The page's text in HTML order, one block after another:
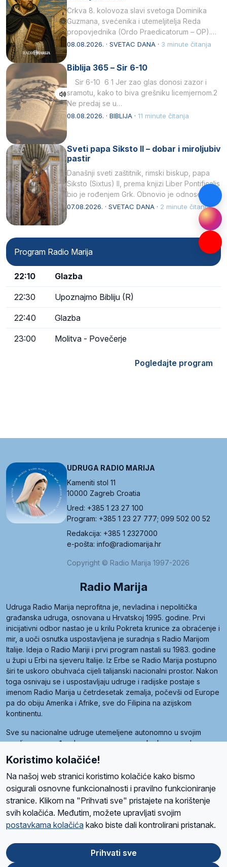
Crkva 8. kolovoza slavi svetoga Dominika
Guzmana, svećenika i utemeljitelja Reda
propovjednika (Ordo Praedicatorum – OP).
Svojim životom, dubokom ljubavlju prema
08.08.2026. · SVETAC DANA · 3 minute čitanja
Biblija 365 – Sir 6-10
Sir 6-10 6 1 Jer zao glas donosi zazor i
sramotu, kako to biva grešniku licemjernom.2
Ne predaj se u…
08.08.2026. · BIBLIJA · 11 minute čitanja
Sveti papa Siksto II – dobar i miroljubiv
pastir
Današnji sveti zaštitnik, rimski biskup, papa
Siksto (Sixtus) II, prema knjizi Liber Pontificalis
bio je rođenjem Grk. Obnovio je odnose s
afričkim…
07.08.2026. · SVETAC DANA · 2 minute čitanja
Program Radio Marija
22:10 Glazba
22:30 Upoznajmo Bibliju (R)
22:40 Glazba
23:00 Molitva - Povečerje
Pogledajte program
UDRUGA RADIO MARIJA
Kameniti stol 11
10000 Zagreb Croatia
Ured: +385 1 23 27 100
Program: +385 1 23 27 777; 099 502 00 52
Redakcija: +385 1 2327000
e-pošta: info@radiomarija.hr
Copyright © Radio Marija 1997-2026
Radio Marija
Udruga Radio Marija neprofitna je, nevladina i nepolitička
građanska udruga, osnovana u Hrvatskoj 1995. godine. Prvi
inicijativni odbor nastao je u krilu Pokreta krunice za obraćenje i
mir, a uoči osnutka uspostavljena je suradnja s Radio Marijom
Italije. Ideja o Radio Mariji i prvi program nastali su 1983. godine
u župi u Erbi na sjeveru Italije. Iz Erbe se Radio Marija postupno
širi te uskoro obuhvaća cijeli talijanski nacionalni prostor. Nakon
toga osnivaju se i uspostavljaju udruge i radijske postaje s
imenom Radio Marija u četrdesetak zemalja, počevši od Europe
pa do obiju Amerika i Afrike, sve do Filipina na azijskom
kontinentu.
Sve su nacionalne udruge utemeljene autonomno u svojim
zemljama, a međusobna su povezane preko krovne udruge
pod nazivom Svjetska obitelj Radio Marije (World Family of
Radio Maria). Svjetsku obitelj utemeljilo je sedam članica, među
kojima je i hrvatska Udruga Radio Marija.
O namaRadio ProgramVolonteriPrijateljiKontaktPravila privatnosti
Ova stranica je zaštićena Google reCAPTCHA sustavom
Koristimo kolačiće!
Na našoj web stranici koristimo kolačiće kako bismo
osigurali osnovne funkcionalnosti i pravilno funkcioniranje
stranice. Klikom na "Prihvati sve" pristajete na korištenje
svih kolačića. Međutim, možete upravljati svojim
postavkama kolačića kako biste dali kontrolirani pristanak.
Prihvati sve